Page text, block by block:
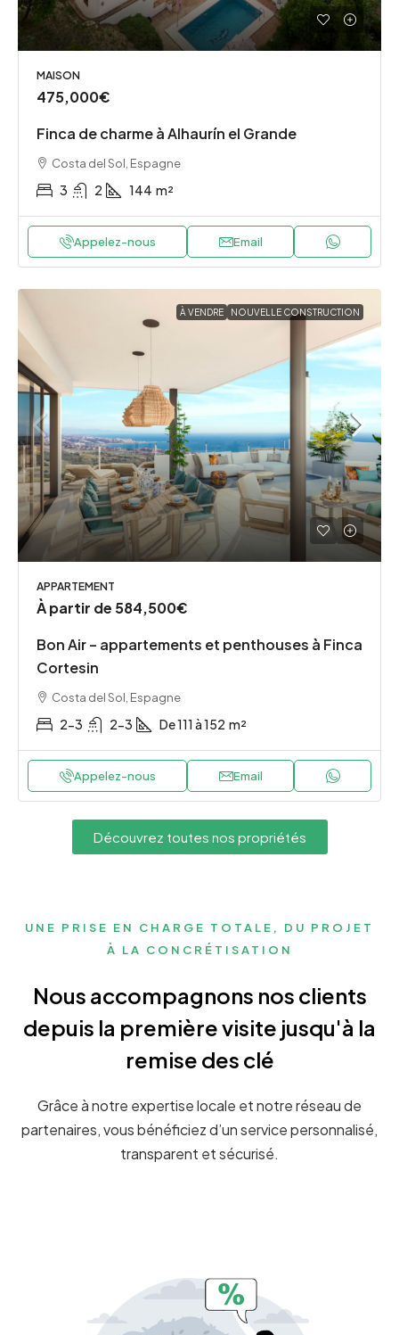
MAISON
475,000€
Finca de charme à Alhaurín el Grande
Costa del Sol, Espagne
3 2 144 m²
Appelez-nous Email
À VENDRE NOUVELLE CONSTRUCTION
APPARTEMENT
À partir de 584,500€
Bon Air – appartements et penthouses à Finca
Cortesin
Costa del Sol, Espagne
2-3 2-3 De 111 à 152 m²
Appelez-nous Email
Découvrez toutes nos propriétés
UNE PRISE EN CHARGE TOTALE, DU PROJET
À LA CONCRÉTISATION
Nous accompagnons nos clients
depuis la première visite jusqu'à la
remise des clé
Grâce à notre expertise locale et notre réseau de
partenaires, vous bénéficiez d’un service personnalisé,
transparent et sécurisé.